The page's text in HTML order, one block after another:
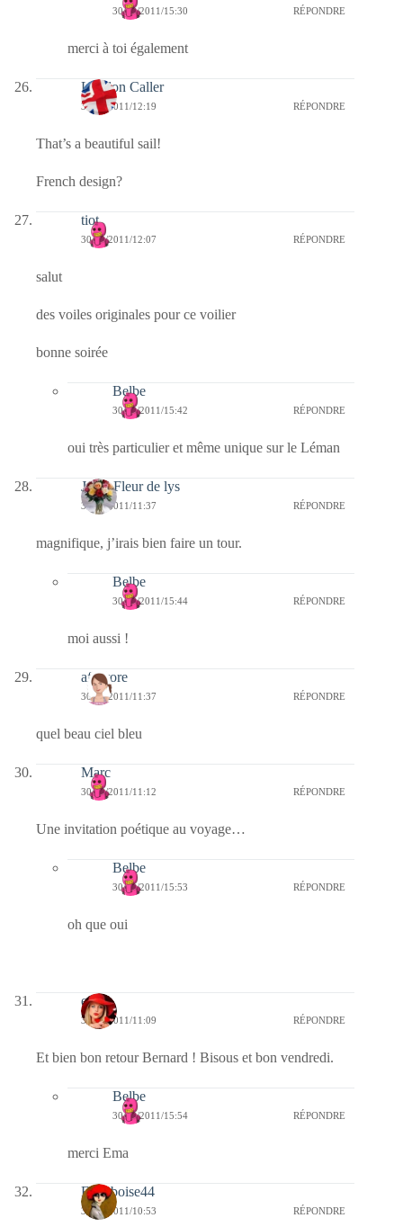
30/12/2011/15:30 RÉPONDRE
merci à toi également
London Caller
30/12/2011/12:19 RÉPONDRE
That’s a beautiful sail!
French design?
tiot
30/12/2011/12:07 RÉPONDRE
salut
des voiles originales pour ce voilier
bonne soirée
Belbe
30/12/2011/15:42 RÉPONDRE
oui très particulier et même unique sur le Léman
Jaffy-Fleur de lys
30/12/2011/11:37 RÉPONDRE
magnifique, j’irais bien faire un tour.
Belbe
30/12/2011/15:44 RÉPONDRE
moi aussi !
afaurore
30/12/2011/11:37 RÉPONDRE
quel beau ciel bleu
Marc
30/12/2011/11:12 RÉPONDRE
Une invitation poétique au voyage…
Belbe
30/12/2011/15:53 RÉPONDRE
oh que oui
ema
30/12/2011/11:09 RÉPONDRE
Et bien bon retour Bernard ! Bisous et bon vendredi.
Belbe
30/12/2011/15:54 RÉPONDRE
merci Ema
Framboise44
30/12/2011/10:53 RÉPONDRE